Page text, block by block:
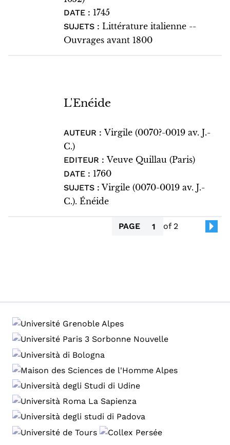
DATE : 1745
SUJETS : Littérature italienne --
Ouvrages avant 1800
L'Enéide
AUTEUR :Virgile (0070?-0019 av. J.-
C.)
EDITEUR :Veuve Quillau (Paris)
DATE : 1760
SUJETS : Virgile (0070-0019 av. J.-
C.). Énéide
PAGE of 2